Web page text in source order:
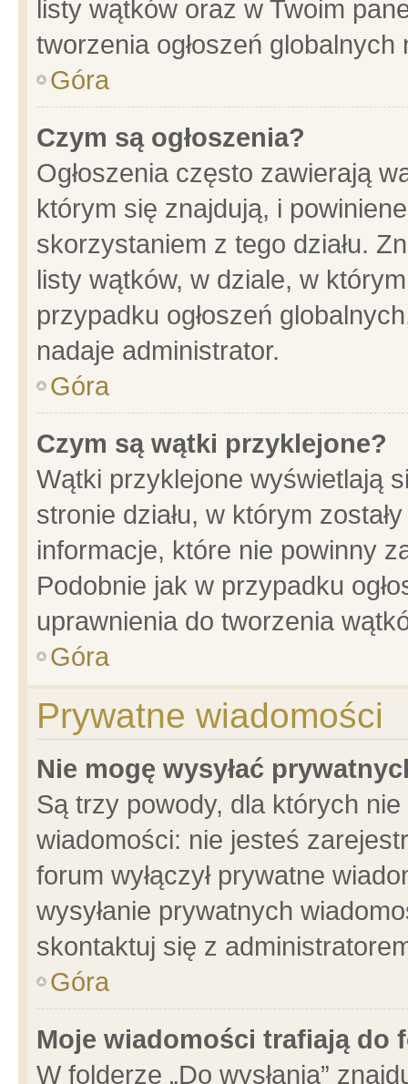
listy wątków oraz w Twoim
tworzenia ogłoszeń
Góra
Czym są ogłoszenia?
Ogłoszenia często zawierają
którym się znajdują, i
skorzystaniem z tego działu.
listy wątków, w dziale, w
przypadku ogłoszeń
nadaje administrator.
Góra
Czym są wątki przyklejone?
Wątki przyklejone wyświetlają
stronie działu, w którym
informacje, które nie powinny
Podobnie jak w przypadku
uprawnienia do tworzenia
Góra
Prywatne wiadomości
Nie mogę wysyłać
Są trzy powody, dla których
wiadomości: nie jesteś
forum wyłączył prywatne
wysyłanie prywatnych
skontaktuj się z
Góra
Moje wiadomości trafiają do
W folderze „Do wysłania”